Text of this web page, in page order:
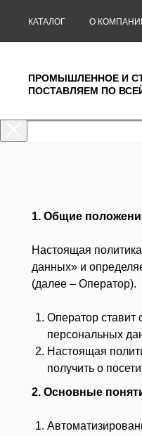
КАТАЛОГ О
ПРОМЫШЛЕННОЕ И
ПОСТАВЛЯЕМ ПО
1. Общие
Настоящая
данных» и
(далее – Оператор).
Оператор ставит
персональных
Настоящая
получить о
2. Основные